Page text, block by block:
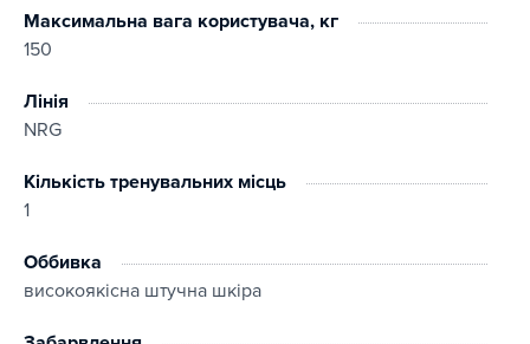
Максимальна вага користувача, кг
150
Лінія
NRG
Кількість тренувальних місць
1
Оббивка
високоякісна штучна шкіра